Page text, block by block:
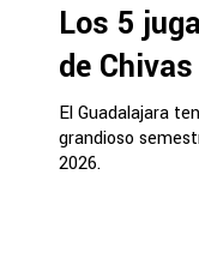
Los 5
de
El Guadalajara
grandioso
2026.